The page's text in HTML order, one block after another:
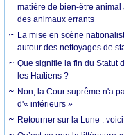
matière de bien-être
des animaux errants
La mise en scène
autour des nettoyages de
Que signifie la fin du Statut
les Haïtiens ?
Non, la Cour suprême n'a
d'« inférieurs »
Retourner sur la Lune :